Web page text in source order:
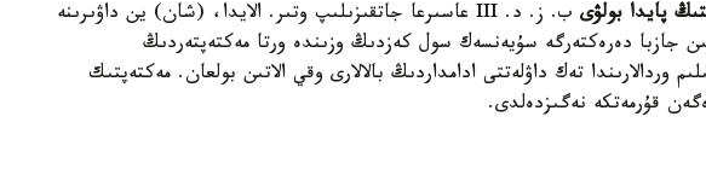
پايدا بولۋى
ب. ز. د. III عاسىرعا جاتقىزىلىپ وتىر. الايدا، (شان) ين داۋىرىنە
ع.) جاتاتىن جازبا دەرەكتەرگە سۇيەنسەك سول كەزدىڭ وزىندە ورتا مەكتەپتەردىڭ
وردالارىندا تەك داۋلەتتى ادامداردىڭ بالالارى وقي الاتىن بولعان. مەكتەپتىك
قۇرمەتكە نەگىزدەلدى.